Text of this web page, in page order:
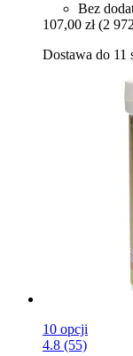
Bez
107,00 zł (2
Dostawa do 11
10 opcji
4.8 (55)